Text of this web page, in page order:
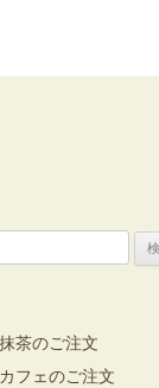
茶のご注文
フェのご注文